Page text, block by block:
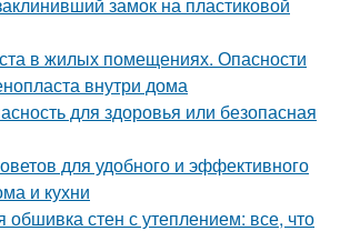
в жилых помещениях. Опасности
внутри дома
для здоровья или безопасная
для удобного и эффективного
и кухни
стен с утеплением: все, что